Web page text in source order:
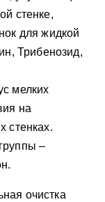
стенке,
для жидкой
Трибенозид,
мелких
на
стенках.
–
очистка